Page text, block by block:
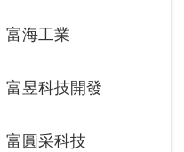
富海工業
富昱科技開發
富圓采科技